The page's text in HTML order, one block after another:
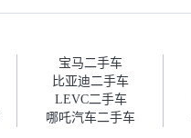
宝马二手车
比亚迪二手车
LEVC二手车
哪吒汽车二手车